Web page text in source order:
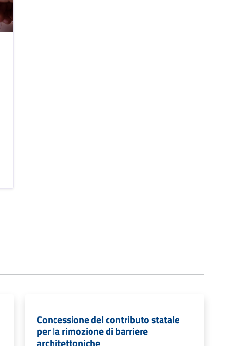
Concessione del contributo statale
per la rimozione di barriere
architettoniche